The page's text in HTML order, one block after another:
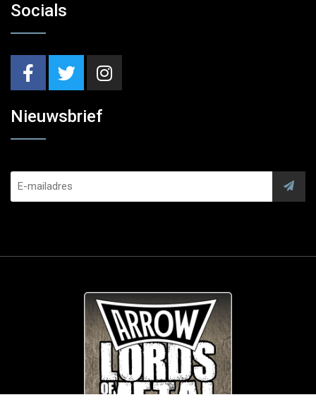
Socials
Nieuwsbrief